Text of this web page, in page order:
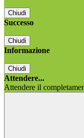
Chiudi
Successo
Chiudi
Informazione
Chiudi
Attendere...
Attendere il